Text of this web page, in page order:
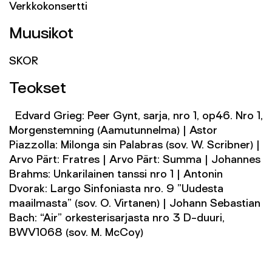
Verkkokonsertti
Muusikot
SKOR
Teokset
Edvard Grieg: Peer Gynt, sarja, nro 1, op46. Nro 1,
Morgenstemning (Aamutunnelma) | Astor
Piazzolla: Milonga sin Palabras (sov. W. Scribner) |
Arvo Pärt: Fratres | Arvo Pärt: Summa | Johannes
Brahms: Unkarilainen tanssi nro 1 | Antonin
Dvorak: Largo Sinfoniasta nro. 9 ”Uudesta
maailmasta” (sov. O. Virtanen) | Johann Sebastian
Bach: “Air” orkesterisarjasta nro 3 D-duuri,
BWV1068 (sov. M. McCoy)